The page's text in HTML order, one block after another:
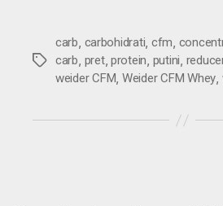
Etichete
carb, carbohidrati, cfm,
carb, pret, protein, putini,
weider CFM, Weider CFM Whey,